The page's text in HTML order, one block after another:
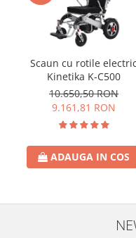
Scaun cu rotile electric
Kinetika K-C500
10.650,50 RON
9.161,81 RON
ADAUGA IN COS